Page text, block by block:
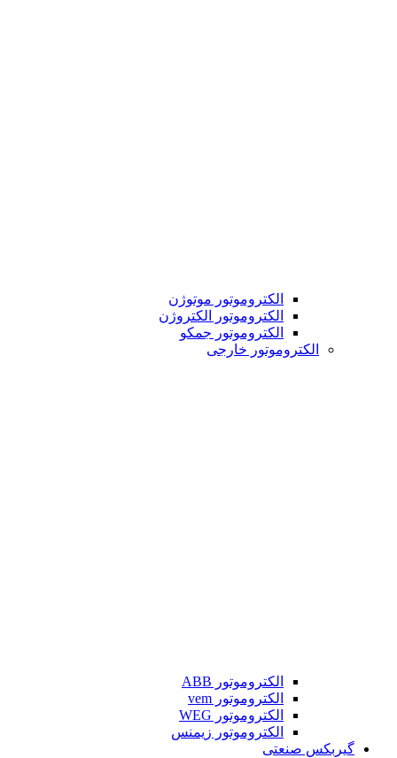
الکتروموتور موتوژن
الکتروموتور الکتروژن
الکتروموتور جمکو
الکتروموتور خارجی
الکتروموتور ABB
الکتروموتور vem
الکتروموتور WEG
الکتروموتور زیمنس
گیربکس صنعتی